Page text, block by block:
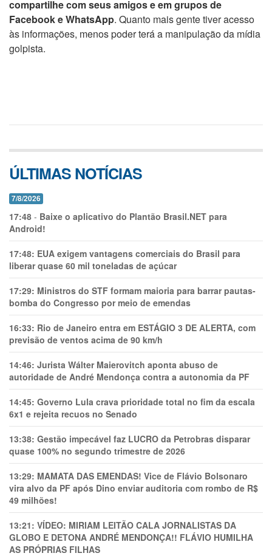
compartilhe com seus amigos e em grupos de
Facebook e WhatsApp. Quanto mais gente tiver acesso
às informações, menos poder terá a manipulação da mídia
golpista.
ÚLTIMAS NOTÍCIAS
7/8/2026
17:48 - Baixe o aplicativo do Plantão Brasil.NET para
Android!
17:48: EUA exigem vantagens comerciais do Brasil para
liberar quase 60 mil toneladas de açúcar
17:29: Ministros do STF formam maioria para barrar pautas-
bomba do Congresso por meio de emendas
16:33: Rio de Janeiro entra em ESTÁGIO 3 DE ALERTA, com
previsão de ventos acima de 90 km/h
14:46: Jurista Wálter Maierovitch aponta abuso de
autoridade de André Mendonça contra a autonomia da PF
14:45: Governo Lula crava prioridade total no fim da escala
6x1 e rejeita recuos no Senado
13:38: Gestão impecável faz LUCRO da Petrobras disparar
quase 100% no segundo trimestre de 2026
13:29: MAMATA DAS EMENDAS! Vice de Flávio Bolsonaro
vira alvo da PF após Dino enviar auditoria com rombo de R$
49 milhões!
13:21: VÍDEO: MIRIAM LEITÃO CALA JORNALISTAS DA
GLOBO E DETONA ANDRÉ MENDONÇA!! FLÁVIO HUMILHA
AS PRÓPRIAS FILHAS